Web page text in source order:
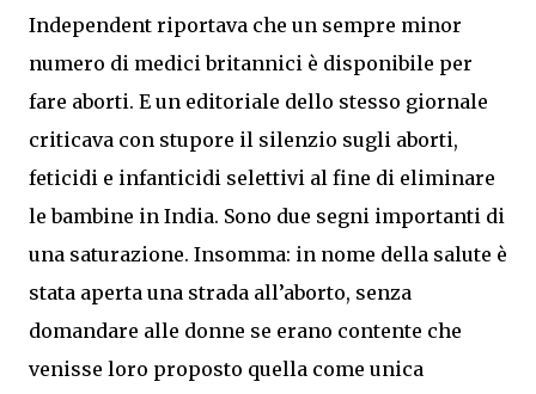
Independent riportava che un sempre minor
numero di medici britannici è disponibile per
fare aborti. E un editoriale dello stesso giornale
criticava con stupore il silenzio sugli aborti,
feticidi e infanticidi selettivi al fine di eliminare
le bambine in India. Sono due segni importanti di
una saturazione. Insomma: in nome della salute è
stata aperta una strada all’aborto, senza
domandare alle donne se erano contente che
venisse loro proposto quella come unica